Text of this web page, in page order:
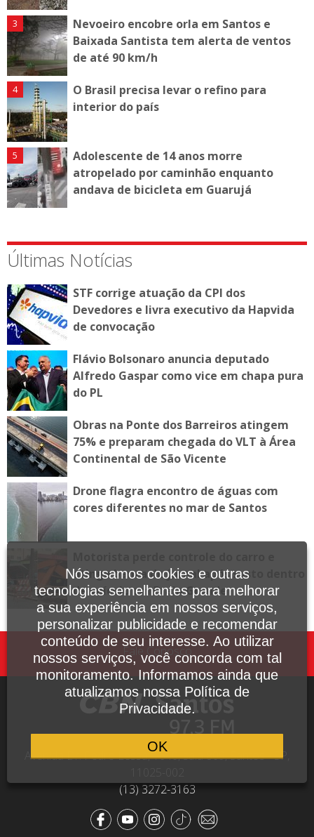
Nevoeiro encobre orla em Santos e
Baixada Santista tem alerta de ventos
de até 90 km/h
O Brasil precisa levar o refino para
interior do país
Adolescente de 14 anos morre
atropelado por caminhão enquanto
andava de bicicleta em Guarujá
Últimas Notícias
STF corrige atuação da CPI dos
Devedores e livra executivo da Hapvida
de convocação
Flávio Bolsonaro anuncia deputado
Alfredo Gaspar como vice em chapa pura
do PL
Obras na Ponte dos Barreiros atingem
75% e preparam chegada do VLT à Área
Continental de São Vicente
Drone flagra encontro de águas com
cores diferentes no mar de Santos
atinge banca de jornal após susto dentro
de veículo em Praia Grande
Fale Conosco
Avenida Dr. Pedro Lessa, 1640, sala 809, Santos - SP,
(13) 3272-3163
Nós usamos cookies e outras
tecnologias semelhantes para melhorar
a sua experiência em nossos serviços,
personalizar publicidade e recomendar
conteúdo de seu interesse. Ao utilizar
nossos serviços, você concorda com tal
monitoramento. Informamos ainda que
atualizamos nossa Política de
Privacidade.
OK